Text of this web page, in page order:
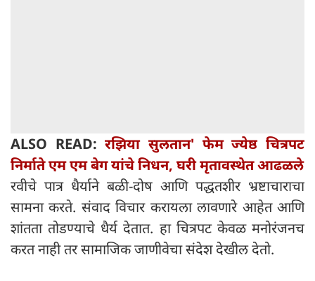
ALSO READ:रझिया सुलतान' फेम ज्येष्ठ चित्रपट
निर्माते एम एम बेग यांचे निधन, घरी मृतावस्थेत आढळले
रवीचे पात्र धैर्याने बळी-दोष आणि पद्धतशीर भ्रष्टाचाराचा
सामना करते. संवाद विचार करायला लावणारे आहेत आणि
शांतता तोडण्याचे धैर्य देतात. हा चित्रपट केवळ मनोरंजनच
करत नाही तर सामाजिक जाणीवेचा संदेश देखील देतो.